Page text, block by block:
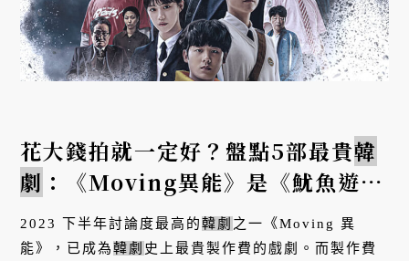
花大錢拍就一定好？盤點5部最貴韓
劇 ：《Moving異能》是《魷魚遊
戲》兩倍預算、《紙房子：韓國篇》
才第四！
2023 下半年討論度最高的韓劇 之一《Moving 異
能》，已成為韓劇 史上最貴製作費的戲劇。而製作費